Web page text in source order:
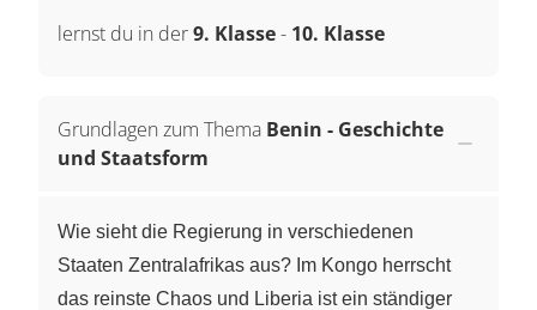
lernst du in der9. Klasse- 10. Klasse
Grundlagen zum Thema Benin - Geschichte
und Staatsform
Wie sieht die Regierung in verschiedenen
Staaten Zentralafrikas aus? Im Kongo herrscht
das reinste Chaos und Liberia ist ein ständiger